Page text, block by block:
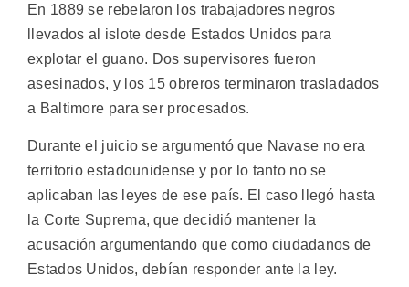
En 1889 se rebelaron los trabajadores negros
llevados al islote desde Estados Unidos para
explotar el guano. Dos supervisores fueron
asesinados, y los 15 obreros terminaron trasladados
a Baltimore para ser procesados.
Durante el juicio se argumentó que Navase no era
territorio estadounidense y por lo tanto no se
aplicaban las leyes de ese país. El caso llegó hasta
la Corte Suprema, que decidió mantener la
acusación argumentando que como ciudadanos de
Estados Unidos, debían responder ante la ley.